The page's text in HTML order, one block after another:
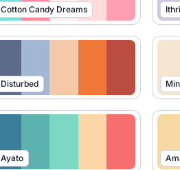
Cotton Candy Dreams
Disturbed
Ayato